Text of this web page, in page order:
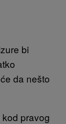
bi
da nešto
pravog